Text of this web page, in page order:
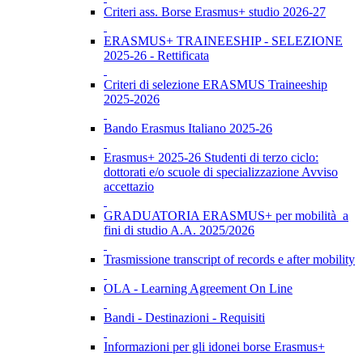
Criteri ass. Borse Erasmus+ studio 2026-27
ERASMUS+ TRAINEESHIP - SELEZIONE
2025-26 - Rettificata
Criteri di selezione ERASMUS Traineeship
2025-2026
Bando Erasmus Italiano 2025-26
Erasmus+ 2025-26 Studenti di terzo ciclo:
dottorati e/o scuole di specializzazione Avviso
accettazio
GRADUATORIA ERASMUS+ per mobilità a
fini di studio A.A. 2025/2026
Trasmissione transcript of records e after mobility
OLA - Learning Agreement On Line
Bandi - Destinazioni - Requisiti
Informazioni per gli idonei borse Erasmus+